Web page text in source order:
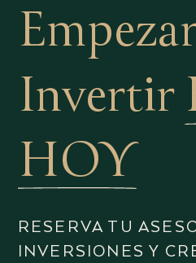
Invertir
HOY
RESERVA TU
INVERSIONES Y